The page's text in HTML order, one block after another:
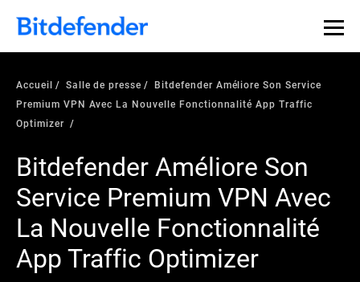
Accueil Salle de presse
Bitdefender Améliore Son Service
Premium VPN Avec La Nouvelle Fonctionnalité App Traffic
Optimizer
Bitdefender Améliore Son
Service Premium VPN Avec
La Nouvelle Fonctionnalité
App Traffic Optimizer